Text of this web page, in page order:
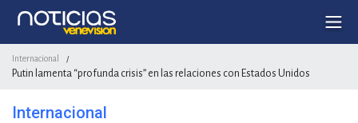
Internacional /
Putin lamenta “profunda crisis” en las relaciones con Estados Unidos
Internacional